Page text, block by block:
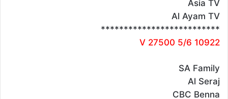
Asia TV
Al Ayam TV
**************************
10922 V 27500 5/6
SA Family
Al Seraj
CBC Benna